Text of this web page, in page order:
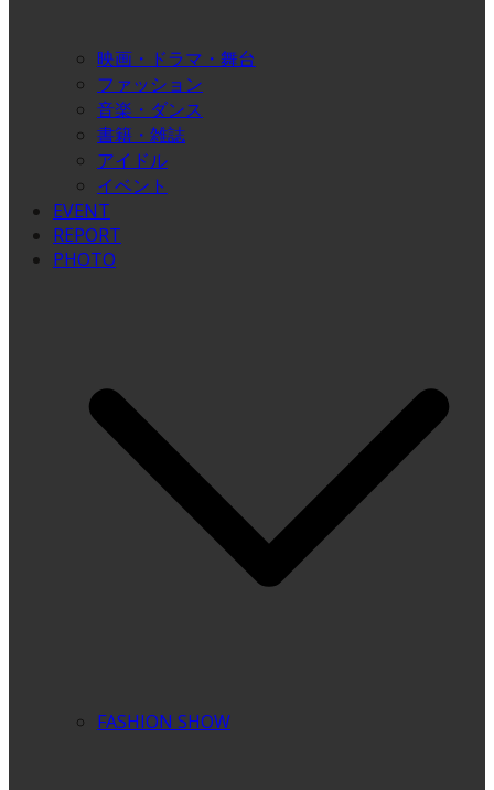
映画・ドラマ・舞台
ファッション
音楽・ダンス
書籍・雑誌
アイドル
イベント
EVENT
REPORT
PHOTO
FASHION SHOW